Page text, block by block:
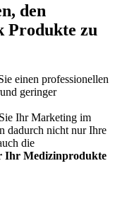
den
Produkte zu
einen professionellen
geringer
Ihr Marketing im
dadurch nicht nur Ihre
die
Ihr Medizinprodukte